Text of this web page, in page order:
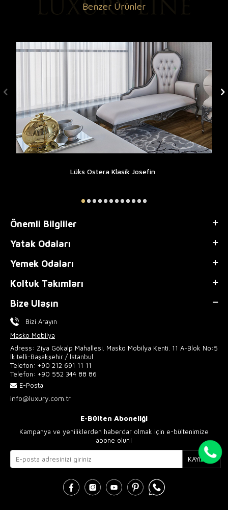
Benzer Ürünler
Lüks Ostera Klasik Josefin
Önemli Bilgliler
Yatak Odaları
Yemek Odaları
Koltuk Takımları
Bize Ulaşın
Bizi Arayın
Masko Mobilya
Adress: Ziya Gökalp Mahallesi. Masko Mobilya Kenti. 11 A-Blok No:5
İkitelli-Başakşehir / İstanbul
Telefon: +90 212 691 11 11
Telefon: +90 552 344 88 86
E-Posta
info@luxury.com.tr
E-Bülten Aboneliği
Kampanya ve yeniliklerden haberdar olmak için e-bültenimize
abone olun!
KAYIT OL